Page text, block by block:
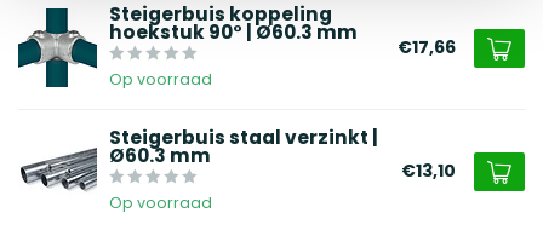
Steigerbuis koppeling
hoekstuk 90° | Ø60.3 mm
Op voorraad
€17,66
Steigerbuis staal verzinkt |
Ø60.3 mm
Op voorraad
€13,10